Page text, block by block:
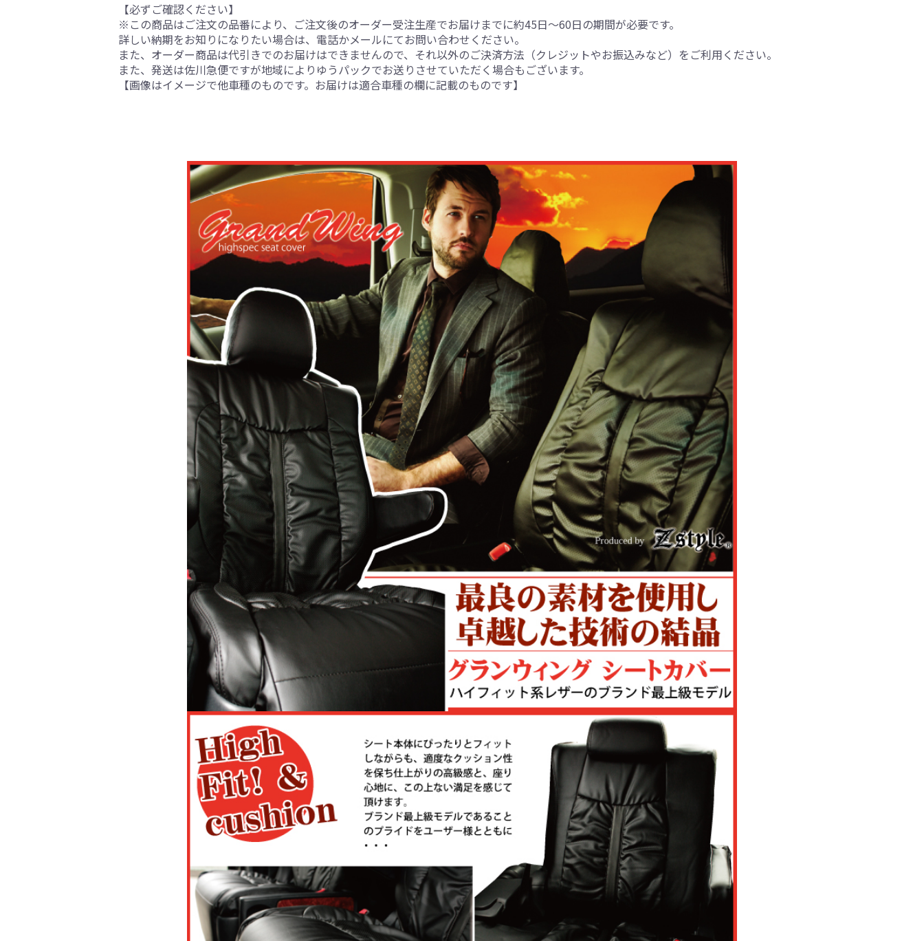
【必ずご確認ください】
※この商品はご注文の品番により、ご注文後のオーダー受注生産でお届けまでに約45日～60日の期間が必要です。
詳しい納期をお知りになりたい場合は、電話かメールにてお問い合わせください。
また、オーダー商品は代引きでのお届けはできませんので、それ以外のご決済方法（クレジットやお振込みなど）をご利用ください。
また、発送は佐川急便ですが地域によりゆうパックでお送りさせていただく場合もございます。
【画像はイメージで他車種のものです。お届けは適合車種の欄に記載のものです】